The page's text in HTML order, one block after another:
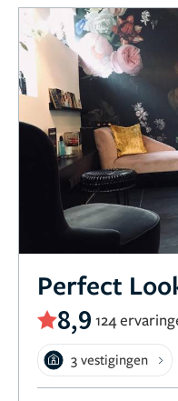
Perfect
8,9 124
3 vestigingen